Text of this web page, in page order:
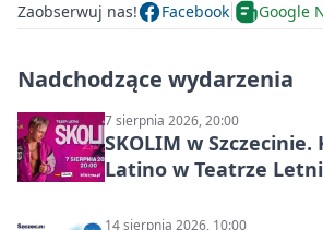
Zaobserwuj nas! Facebook Google
Nadchodzące wydarzenia
7 sierpnia 2026, 20:00
SKOLIM w
Latino w Teatrze
14 sierpnia 2026, 10:00